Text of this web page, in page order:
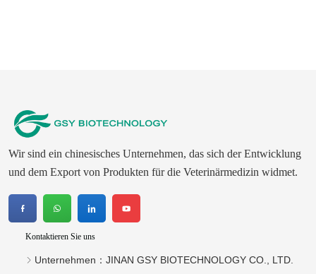
Wir sind ein chinesisches Unternehmen, das sich der Entwicklung
und dem Export von Produkten für die Veterinärmedizin widmet.
Kontaktieren Sie uns
Unternehmen： JINAN GSY BIOTECHNOLOGY CO., LTD.